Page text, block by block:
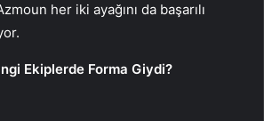
her iki ayağını da başarılı
Ekiplerde Forma Giydi?